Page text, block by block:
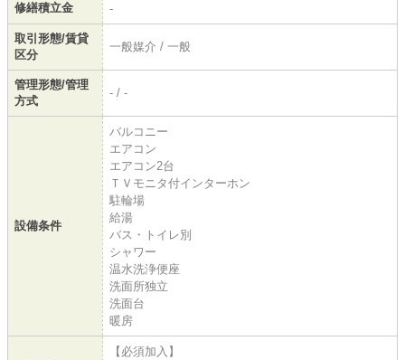
修繕積立金 -
取引形態/賃貸
区分
一般媒介 / 一般
管理形態/管理
方式
- / -
設備条件
バルコニー
エアコン
エアコン2台
ＴＶモニタ付インターホン
駐輪場
給湯
バス・トイレ別
シャワー
温水洗浄便座
洗面所独立
洗面台
暖房
【必須加入】